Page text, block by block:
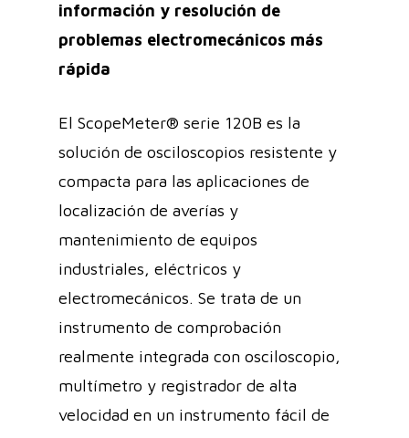
información y resolución de
problemas electromecánicos más
rápida
El ScopeMeter® serie 120B es la
solución de osciloscopios resistente y
compacta para las aplicaciones de
localización de averías y
mantenimiento de equipos
industriales, eléctricos y
electromecánicos. Se trata de un
instrumento de comprobación
realmente integrada con osciloscopio,
multímetro y registrador de alta
velocidad en un instrumento fácil de